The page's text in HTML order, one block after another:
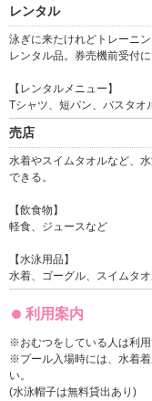
レンタル
泳ぎに来たけれどトレーニ
レンタル品。券売機前受付に
【レンタルメニュー】
Tシャツ、短パン、バスタオ
売店
水着やスイムタオルなど、
できる。
【飲食物】
軽食、ジュースなど
【水泳用品】
水着、ゴーグル、スイムタ
利用案内
※おむつをしている人は利用
※プール入場時には、水着
い。
(水泳帽子は無料貸出あり)